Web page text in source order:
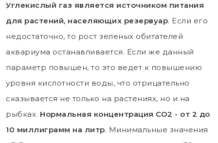
Углекислый газ является источником питания
для растений, населяющих резервуар. Если его
недостаточно, то рост зеленых обитателей
аквариума останавливается. Если же данный
параметр повышен, то это ведет к повышению
уровня кислотности воды, что отрицательно
сказывается не только на растениях, но и на
рыбках. Нормальная концентрация СО2 - от 2 до
10 миллиграмм на литр. Минимальные значения